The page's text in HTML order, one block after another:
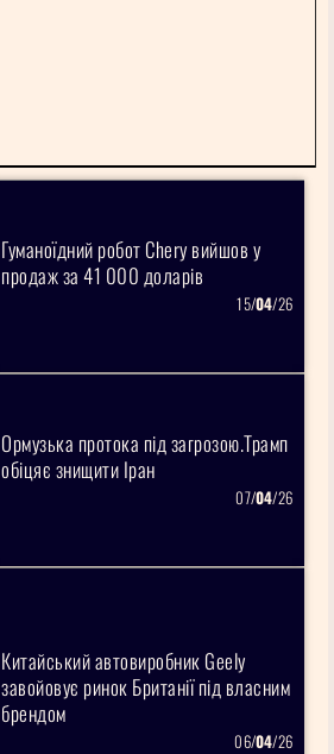
Гуманоїдний робот Chery вийшов у
продаж за 41 000 доларів
15/04/26
Ормузька протока під загрозою.Трамп
обіцяє знищити Іран
07/04/26
Китайський автовиробник Geely
завойовує ринок Британії під власним
брендом
06/04/26